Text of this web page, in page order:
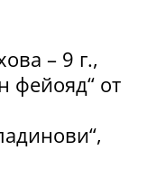
– 9 г.,
фейояд“ от